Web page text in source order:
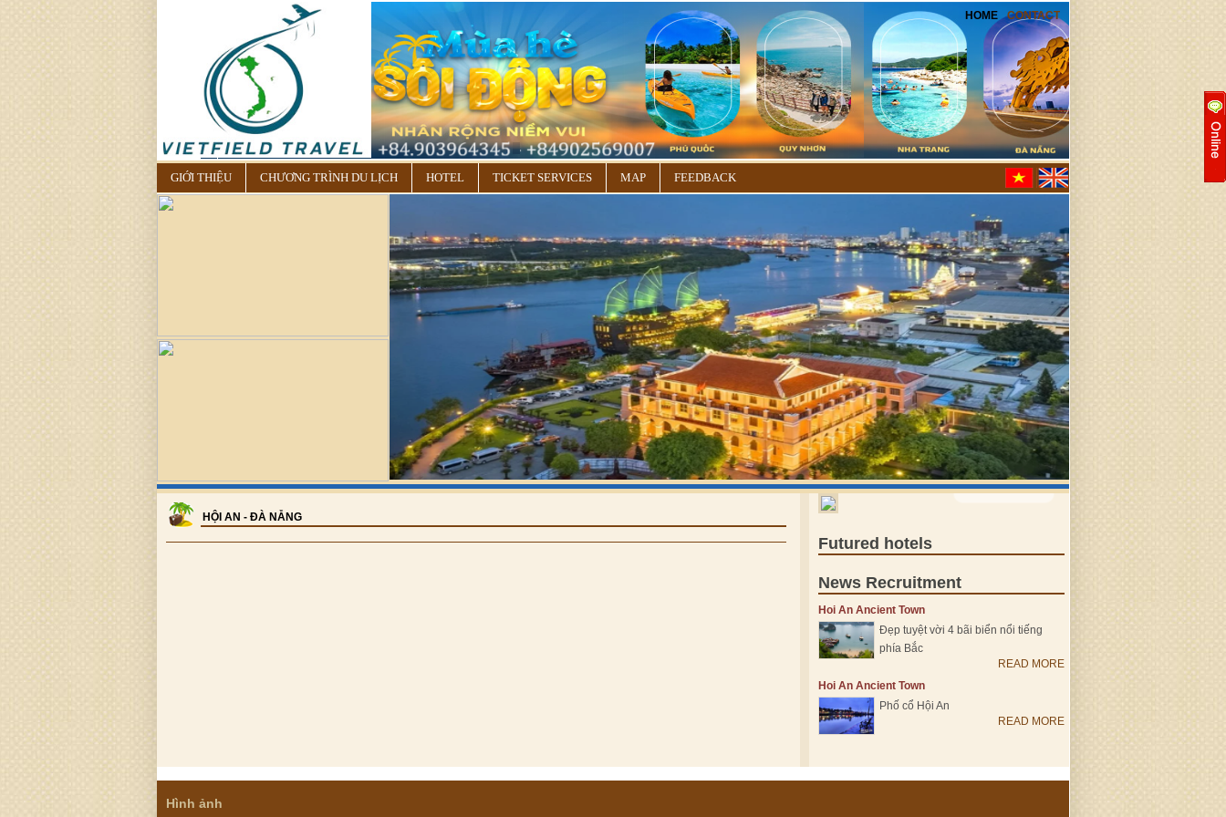
HOME CONTACT
GIỚI THIỆU CHƯƠNG TRÌNH DU LỊCH HOTEL TICKET SERVICES MAP FEEDBACK
HỘI AN - ĐÀ NẴNG
VIEW MORE >
Futured hotels
News Recruitment
Hoi An Ancient Town
Đẹp tuyệt vời 4 bãi biển nổi tiếng
phía Bắc
READ MORE
Hoi An Ancient Town
Phố cổ Hội An
READ MORE
Hình ảnh